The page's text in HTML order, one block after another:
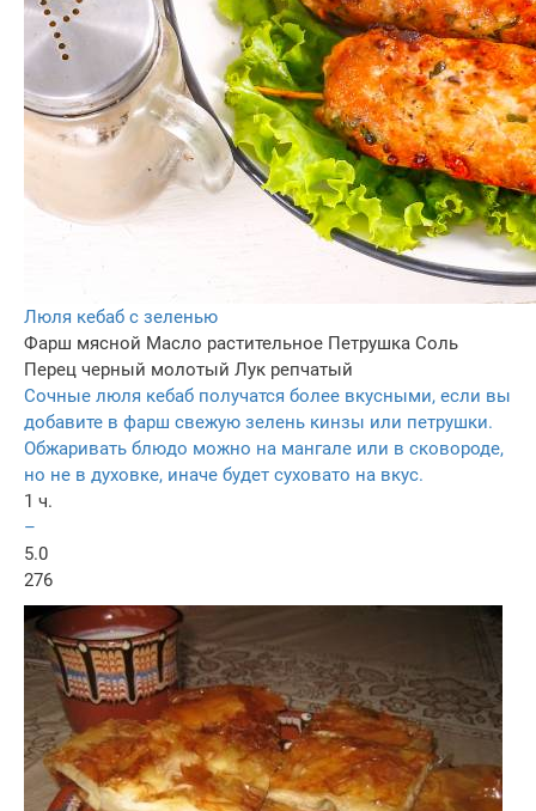
Люля кебаб с зеленью
Фарш мясной Масло растительное Петрушка Соль
Перец черный молотый Лук репчатый
Сочные люля кебаб получатся более вкусными, если вы
добавите в фарш свежую зелень кинзы или петрушки.
Обжаривать блюдо можно на мангале или в сковороде,
но не в духовке, иначе будет суховато на вкус.
1 ч.
–
5.0
276